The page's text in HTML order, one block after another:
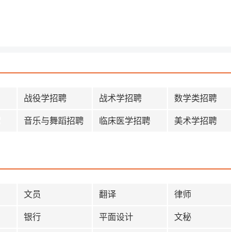
战役学招聘 战术学招聘 数学类招聘
音乐与舞蹈招聘 临床医学招聘 美术学招聘
文员 翻译 律师
银行 平面设计 文秘